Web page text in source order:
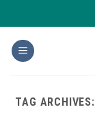
to
content
TAG ARCHIVES: